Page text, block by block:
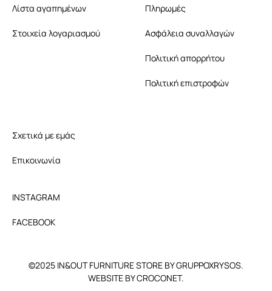
Λίστα αγαπημένων
Στοιχεία λογαριασμού
Πληρωμές
Ασφάλεια συναλλαγών
Πολιτική απορρήτου
Πολιτική επιστροφών
Σχετικά με εμάς
Επικοινωνία
INSTAGRAM
FACEBOOK
©2025 IN&OUT FURNITURE STORE BY GRUPPOXRYSOS.
WEBSITE BY CROCONET.